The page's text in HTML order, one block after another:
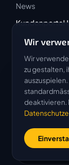
News
Kundenportal
Wir
Wir
zu gestalten,
deaktivieren.